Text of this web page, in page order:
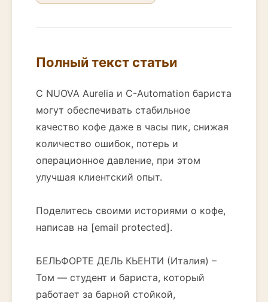
Полный текст статьи
С NUOVA Aurelia и C-Automation бариста
могут обеспечивать стабильное
качество кофе даже в часы пик, снижая
количество ошибок, потерь и
операционное давление, при этом
улучшая клиентский опыт.
Поделитесь своими историями о кофе,
написав на [email protected].
БЕЛЬФОРТЕ ДЕЛЬ КЬЕНТИ (Италия) –
Том — студент и бариста, который
работает за барной стойкой,